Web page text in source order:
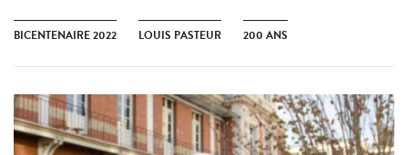
BICENTENAIRE 2022 LOUIS PASTEUR 200 ANS